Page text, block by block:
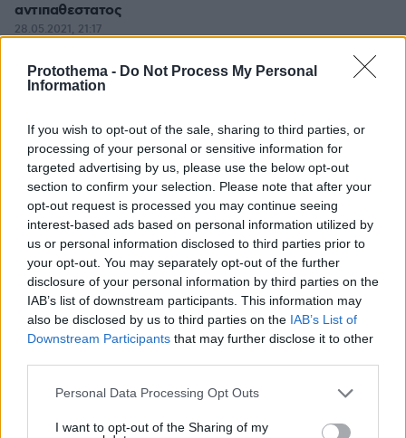
Protothema - Do Not Process My Personal
Information
If you wish to opt-out of the sale, sharing to third parties, or
processing of your personal or sensitive information for
targeted advertising by us, please use the below opt-out
section to confirm your selection. Please note that after your
opt-out request is processed you may continue seeing
interest-based ads based on personal information utilized by
us or personal information disclosed to third parties prior to
your opt-out. You may separately opt-out of the further
disclosure of your personal information by third parties on the
IAB’s list of downstream participants. This information may
also be disclosed by us to third parties on the IAB’s List of
Downstream Participants that may further disclose it to other
Please note that this website/app uses one or more Google
not limited to your visit or usage behaviour. You may click to
Personal Data Processing Opt Outs
I want to opt-out of the Sharing of my
αντιπαθεστατος
28.05.2021, 21:17
ΑΠΑΝΤΗΣΗ
Gr
28.05.2021, 21:12
Αμάν κύριε υπουργε. Μας κόψατε τα τσιφτετέλια.
ΑΠΑΝΤΗΣΗ
Δώσε πόνο Χαρδαλιά
28.05.2021, 21:01
Βάλε στην θέση τους τους ψεκασμένους
ΑΠΑΝΤΗΣΗ
Ε;;;;;;;;
28.05.2021, 19:52
βγαίνει αλλά ο ιός είναι εδώ !!!!!! Αφηστε τώρα τα